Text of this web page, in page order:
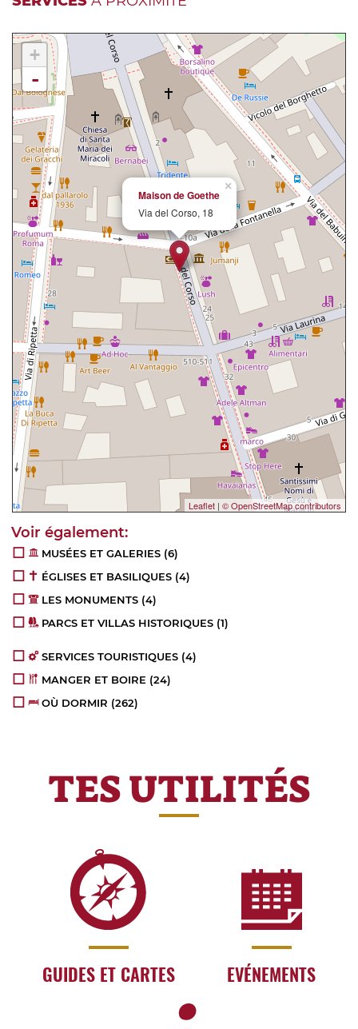
×
Maison de Goethe
Via del Corso, 18
+
-
Leaflet | © OpenStreetMap contributors
MUSÉES ET GALERIES (6)
ÉGLISES ET BASILIQUES (4)
LES MONUMENTS (4)
PARCS ET VILLAS HISTORIQUES (1)
SERVICES TOURISTIQUES (4)
MANGER ET BOIRE (24)
OÙ DORMIR (262)
TES UTILITÉS
GUIDES ET CARTES EVÉNEMENTS